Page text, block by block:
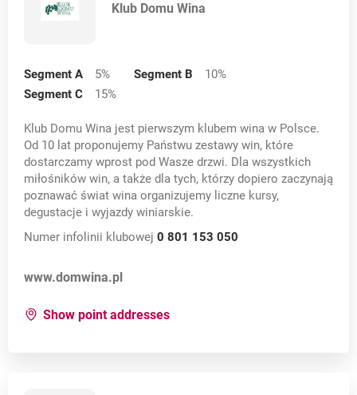
Klub Domu Wina
Segment A 5% Segment B 10%
Segment C
15%
Klub Domu Wina jest pierwszym klubem wina w Polsce.
Od 10 lat proponujemy Państwu zestawy win, które
dostarczamy wprost pod Wasze drzwi. Dla wszystkich
miłośników win, a także dla tych, którzy dopiero zaczynają
poznawać świat wina organizujemy liczne kursy,
degustacje i wyjazdy winiarskie.
Numer infolinii klubowej 0 801 153 050
Opens in a new card
www.domwina.pl
Show point addressesfor: